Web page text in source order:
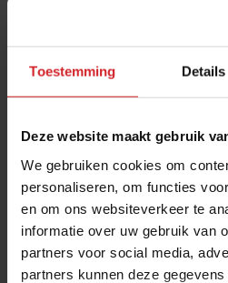
Toestemming Details
Deze website maakt gebruik
We gebruiken cookies om
personaliseren, om functies
en om ons websiteverkeer te
informatie over uw gebruik van
partners voor social media,
partners kunnen deze
Deze man heeft 80.000
portefeuille